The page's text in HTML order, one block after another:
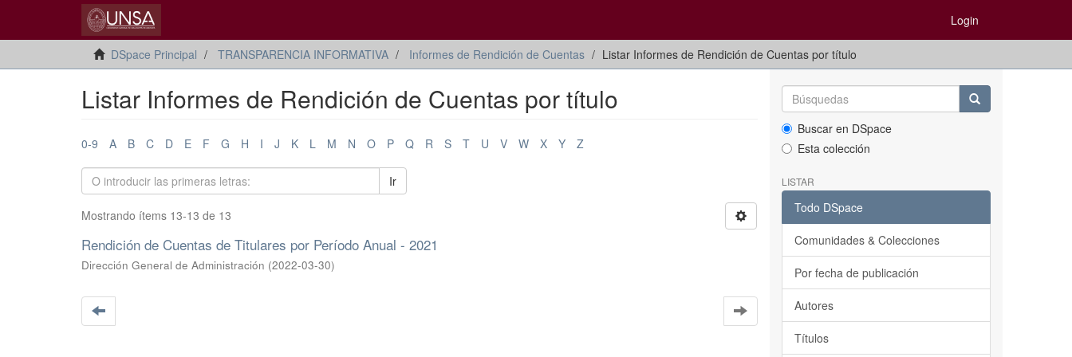
Login
DSpace Principal TRANSPARENCIA INFORMATIVA Informes de Rendición de Cuentas Listar Informes de Rendición de Cuentas por título
Listar Informes de Rendición de Cuentas por título
0-9 A B C D E F G H I J K L M N O P Q R S T U V W X Y Z
Ir
Mostrando ítems 13-13 de 13
Rendición de Cuentas de Titulares por Período Anual - 2021
Dirección General de Administración (2022-03-30)
Buscar en DSpace
Esta colección
LISTAR
Todo DSpace
Comunidades & Colecciones
Por fecha de publicación
Autores
Títulos